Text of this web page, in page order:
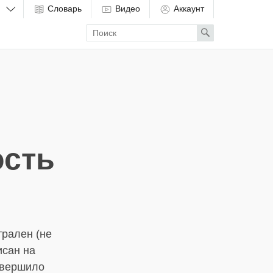
Словарь Видео Аккаунт
Enter
search
term
Search
(не
на